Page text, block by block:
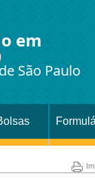
em
São Paulo